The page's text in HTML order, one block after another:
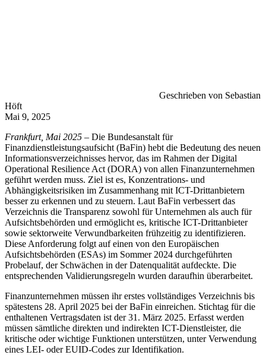
Geschrieben von Sebastian
Höft
Mai 9, 2025
Frankfurt, Mai 2025 – Die Bundesanstalt für
Finanzdienstleistungsaufsicht (BaFin) hebt die Bedeutung des neuen
Informationsverzeichnisses hervor, das im Rahmen der Digital
Operational Resilience Act (DORA) von allen Finanzunternehmen
geführt werden muss. Ziel ist es, Konzentrations- und
Abhängigkeitsrisiken im Zusammenhang mit ICT-Drittanbietern
besser zu erkennen und zu steuern. Laut BaFin verbessert das
Verzeichnis die Transparenz sowohl für Unternehmen als auch für
Aufsichtsbehörden und ermöglicht es, kritische ICT-Drittanbieter
sowie sektorweite Verwundbarkeiten frühzeitig zu identifizieren.
Diese Anforderung folgt auf einen von den Europäischen
Aufsichtsbehörden (ESAs) im Sommer 2024 durchgeführten
Probelauf, der Schwächen in der Datenqualität aufdeckte. Die
entsprechenden Validierungsregeln wurden daraufhin überarbeitet.
Finanzunternehmen müssen ihr erstes vollständiges Verzeichnis bis
spätestens 28. April 2025 bei der BaFin einreichen. Stichtag für die
enthaltenen Vertragsdaten ist der 31. März 2025. Erfasst werden
müssen sämtliche direkten und indirekten ICT-Dienstleister, die
kritische oder wichtige Funktionen unterstützen, unter Verwendung
eines LEI- oder EUID-Codes zur Identifikation.